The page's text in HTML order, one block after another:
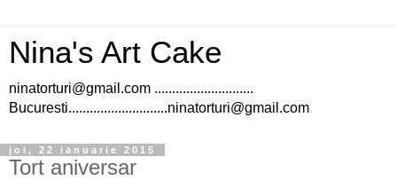
Nina's Art Cake
ninatorturi@gmail.com ............................
Bucuresti............................ninatorturi@gmail.com
joi, 22 ianuarie 2015
Tort aniversar